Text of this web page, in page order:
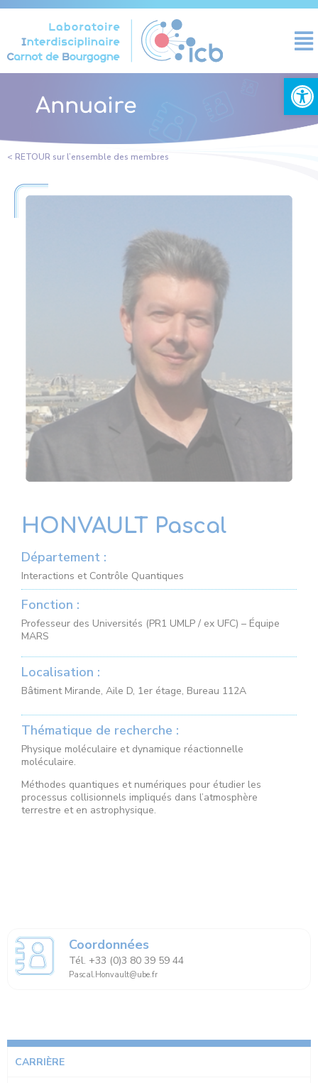
Annuaire
< RETOUR sur l’ensemble des membres
HONVAULT Pascal
Département :
Interactions et Contrôle Quantiques
Fonction :
Professeur des Universités (PR1 UMLP / ex UFC) – Équipe
MARS
Localisation :
Bâtiment Mirande, Aile D, 1er étage, Bureau 112A
Thématique de recherche :
Physique moléculaire et dynamique réactionnelle
moléculaire.
Méthodes quantiques et numériques pour étudier les
processus collisionnels impliqués dans l’atmosphère
terrestre et en astrophysique.
Coordonnées
Tél. +33 (0)3 80 39 59 44
Pascal.Honvault@ube.fr
CARRIÈRE
Cookies management panel